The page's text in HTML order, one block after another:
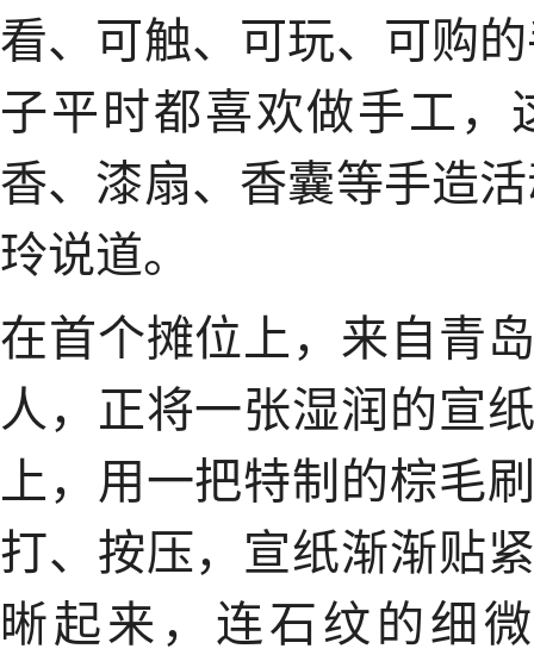
看、可触、可玩、可购
子平时都喜欢做手工
香、漆扇、香囊等手造
玲说道。
在首个摊位上，来自青
人，正将一张湿润的宣
上，用一把特制的棕毛
打、按压，宣纸渐渐贴
晰起来，连石纹的细